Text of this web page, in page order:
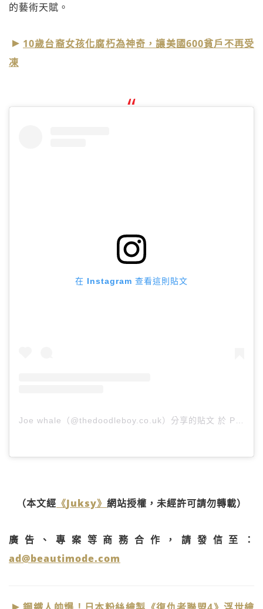
的藝術天賦。
10歲台裔女孩化腐朽為神奇，讓美國600貧戶不再受
凍
在 Instagram 查看這則貼文
Joe whale（@thedoodleboy.co.uk）分享的貼文 於 PDT 2019 年 10月 月 28 日 下午 12:42
（本文經 《Juksy》 網站授權，未經許可請勿轉載）
廣告、專案等商務合作，請發信至：
ad@beautimode.com